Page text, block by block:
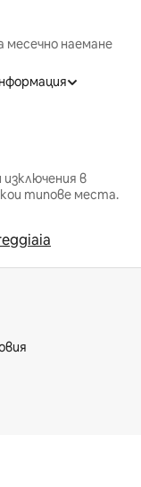
месечно наемане
в
типове места.